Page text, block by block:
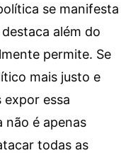
se manifesta
além do
permite. Se
mais justo e
essa
não é apenas
todas as